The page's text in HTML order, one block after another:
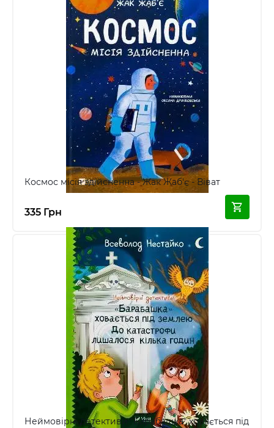
Космос місія здійсненна - Жак Жаб'є - Віват
335 Грн
Неймовірні детективи "Барабашка" ховається під